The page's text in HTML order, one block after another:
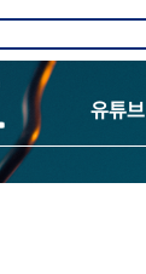
유튜브